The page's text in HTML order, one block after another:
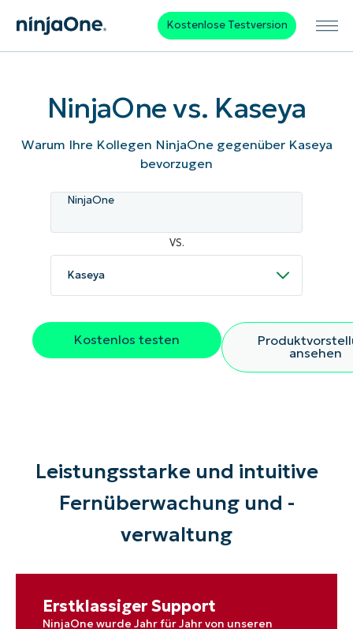
Kostenlose Testversion
NinjaOne vs. Kaseya
Warum Ihre Kollegen NinjaOne gegenüber Kaseya
bevorzugen
NinjaOne
VS.
Kostenlos testen
ansehen
Leistungsstarke und intuitive
Fernüberwachung und -
verwaltung
Erstklassiger Support
NinjaOne wurde Jahr für Jahr von unseren